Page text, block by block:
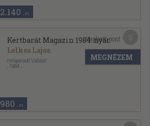
2.140 ,-Ft
Kertbarát Magazin 1984. nyár
Lelkes Lajos
Hírlapkiadó Vállalat
1984
980 ,-Ft
Kapható pont:
MEGNÉZEM